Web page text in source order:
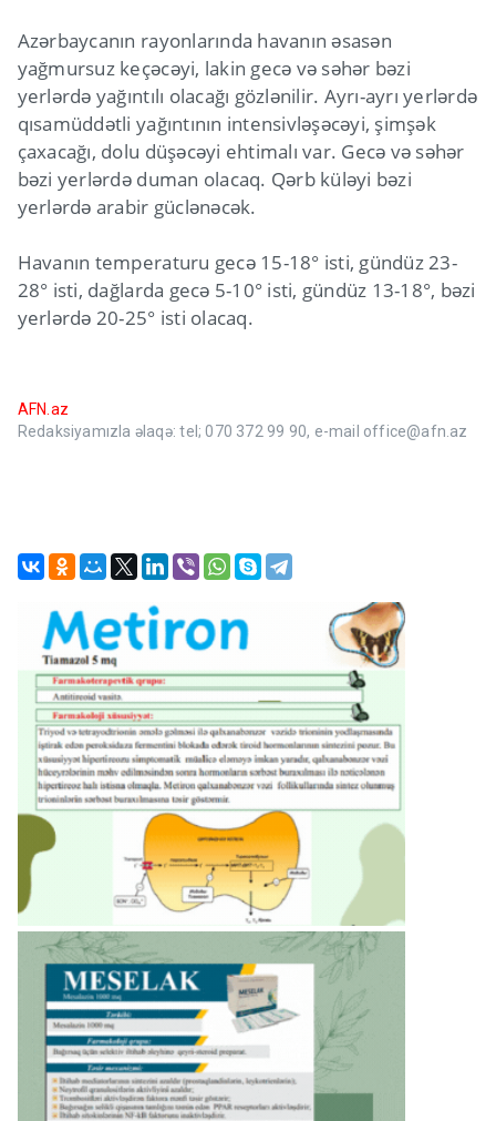
Azərbaycanın rayonlarında havanın əsasən
yağmursuz keçəcəyi, lakin gecə və səhər bəzi
yerlərdə yağıntılı olacağı gözlənilir. Ayrı-ayrı yerlərdə
qısamüddətli yağıntının intensivləşəcəyi, şimşək
çaxacağı, dolu düşəcəyi ehtimalı var. Gecə və səhər
bəzi yerlərdə duman olacaq. Qərb küləyi bəzi
yerlərdə arabir güclənəcək.
Havanın temperaturu gecə 15-18° isti, gündüz 23-
28° isti, dağlarda gecə 5-10° isti, gündüz 13-18°, bəzi
yerlərdə 20-25° isti olacaq.
AFN.az
Redaksiyamızla əlaqə: tel; 070 372 99 90, e-mail office@afn.az